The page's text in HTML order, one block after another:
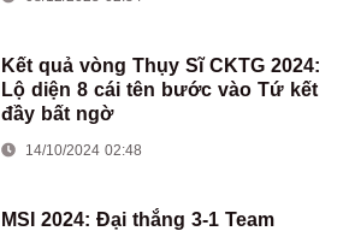
Kết quả vòng Thụy Sĩ CKTG 2024:
Lộ diện 8 cái tên bước vào Tứ kết
đầy bất ngờ
14/10/2024 02:48
MSI 2024: Đại thắng 3-1 Team